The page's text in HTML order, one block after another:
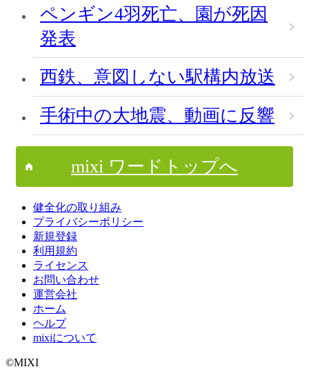
ペンギン4羽死亡、園が死因
発表
西鉄、意図しない駅構内放送
手術中の大地震、動画に反響
mixi ワードトップへ
健全化の取り組み
プライバシーポリシー
新規登録
利用規約
ライセンス
お問い合わせ
運営会社
ホーム
ヘルプ
mixiについて
©MIXI